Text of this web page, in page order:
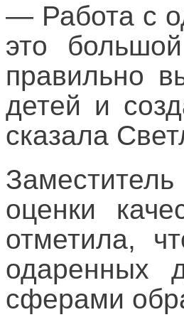
— Работа с
это
правильно
детей и
сказала
оценки
отметила,
одаренных
сферами